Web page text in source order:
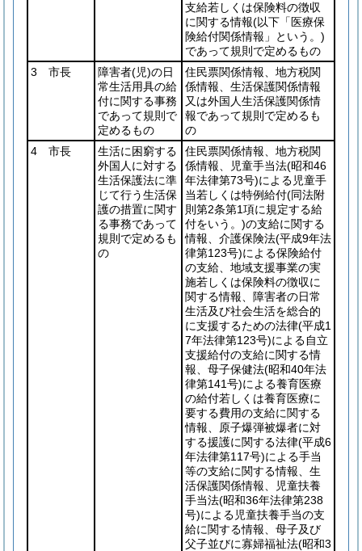
支給若しくは保険料の徴収
に関する情報(以下「医療保
険給付関係情報」という。)
であって規則で定めるもの
3 市長
障害者(児)の日
常生活用具の給
付に関する事務
であって規則で
定めるもの
住民票関係情報、地方税関
係情報、生活保護関係情報
又は外国人生活保護関係情
報であって規則で定めるも
の
4 市長
生活に困窮する
外国人に対する
生活保護法に準
じて行う生活保
護の措置に関す
る事務であって
規則で定めるも
の
住民票関係情報、地方税関
係情報、児童手当法(昭和46
年法律第73号)による児童手
当若しくは特例給付(同法附
則第2条第1項に規定する給
付をいう。)の支給に関する
情報、介護保険法(平成9年法
律第123号)による保険給付
の支給、地域支援事業の実
施若しくは保険料の徴収に
関する情報、障害者の日常
生活及び社会生活を総合的
に支援するための法律(平成1
7年法律第123号)による自立
支援給付の支給に関する情
報、母子保健法(昭和40年法
律第141号)による養育医療
の給付若しくは養育医療に
要する費用の支給に関する
情報、原子爆弾被爆者に対
する援護に関する法律(平成6
年法律第117号)による手当
等の支給に関する情報、生
活保護関係情報、児童扶養
手当法(昭和36年法律第238
号)による児童扶養手当の支
給に関する情報、母子及び
父子並びに寡婦福祉法(昭和3